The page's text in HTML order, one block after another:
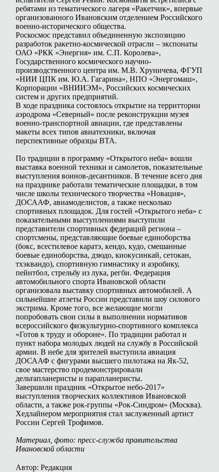
ребятами из тематического лагеря «Ракетчик», впервые
организованного Ивановским отделением Российского
военно-исторического общества.
Роскосмос представил объединенную экспозицию
разработок ракетно-космической отрасли – экспонаты
ОАО «РКК «Энергия» им. С.П. Королева»,
Государственного космического научно-
производственного центра им. М.В. Хруничева, ФГУП
«НИИ ЦПК им. Ю.А. Гагарина», НПО «Энергомаш»,
Корпорации «ВНИИЭМ», Российских космических
систем и других предприятий.
В ходе праздника состоялось открытие на территтории
аэродрома «Северный» после реконструкции музея
военно-транспортной авиации, где представлены
макеты всех типов авиатехники, включая
перспективные образцы ВТА.
По традиции в программу «Открытого неба» вошли
выставка военной техники и самолетов, показательные
выступления воинов-десантников. В течение всего дня
на празднике работали тематические площадки, в том
числе школы технического творчества «Новация»,
ДОСААФ, авиамоделистов, а также несколько
спортивных площадок. Для гостей «Открытого неба» с
показательными выступлениями выступили
представители спортивных федераций региона –
спортсмены, представляющие боевые единоборства
(бокс, всестилевое каратэ, кендо, кудо, смешанные
боевые единоборства, дзюдо, киокусинкай, сетокан,
тхэквандо), спортивную гимнастику и аэробику,
пейнтбол, стрельбу из лука, регби. Федерация
автомобильного спорта Ивановской области
организовала выставку спортивных автомобилей. А
сильнейшие атлеты России представили шоу силового
экстрима. Кроме того, все желающие могли
попробовать свои силы в выполнении нормативов
всероссийского физкультурно-спортивного комплекса
«Готов к труду и обороне». По традиции работал и
пункт набора молодых людей на службу в Российской
армии. В небе для зрителей выступила авиация
ДОСААФ с фигурами высшего пилотажа на Як-52,
свое мастерство продемонстрировали
дельтапланеристы и парапланеристы.
Завершили праздник «Открытое небо-2017»
выступления творческих коллективов Ивановской
области, а также рок-группы «Рок-Синдром» (Москва).
Хедлайнером мероприятия стал заслуженный артист
России Сергей Трофимов.
Материал, фото: пресс-служба правительства
Ивановской области
Автор: Редакция